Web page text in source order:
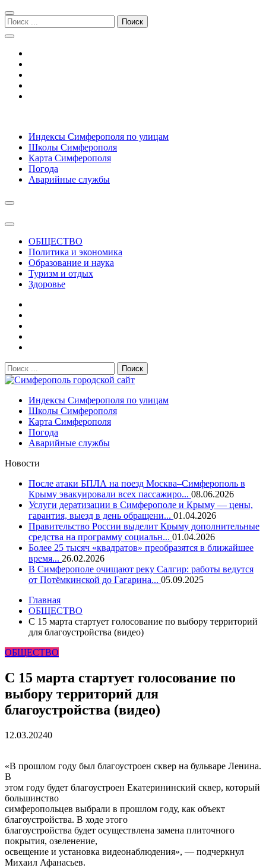
Перейти
к
навигации
Перейти
к
содержимому
Поиск:
Симферополь городской сайт
Индексы Симферополя по улицам
Школы Симферополя
Карта Симферополя
Погода
Аварийные службы
ОБЩЕСТВО
Политика и экономика
Образование и наука
Туризм и отдых
Здоровье
Поиск:
Симферополь городской сайт
Индексы Симферополя по улицам
Школы Симферополя
Карта Симферополя
Погода
Аварийные службы
Новости
После атаки БПЛА на поезд Москва–Симферополь в
Крыму эвакуировали всех пассажиро... 08.06.2026
Услуги дератизации в Симферополе и Крыму — цены,
гарантия, выезд в день обращени... 01.04.2026
Правительство России выделит Крыму дополнительные
средства на программу социальн... 01.04.2026
Более 25 тысяч «квадратов» преобразятся в ближайшее
время... 26.02.2026
В Симферополе очищают реку Салгир: работы ведутся
от Потёмкинской до Гагарина... 05.09.2025
Главная
ОБЩЕСТВО
С 15 марта стартует голосование по выбору территорий
для благоустройства (видео)
ОБЩЕСТВО
С 15 марта стартует голосование по
выбору территорий для
благоустройства (видео)
12.03.20240
«В прошлом году был благоустроен сквер на бульваре Ленина.
В
этом году будет благоустроен Екатерининский сквер, который
большинство
симферопольцев выбрали в прошлом году, как объект
благоустройства. В ходе этого
благоустройства будет осуществлена замена плиточного
покрытия, озеленение,
освещение и установка видеонаблюдения», — подчеркнул
Михаил Афанасьев.